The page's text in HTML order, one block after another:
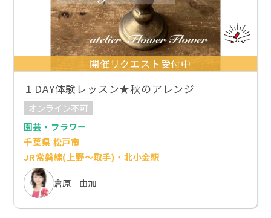
開催リクエスト受付中
１DAY体験レッスン★秋のアレンジ
オンライン不可
園芸・フラワー
千葉県 松戸市
JR常磐線(上野～取手)・北小金駅
倉原 由加